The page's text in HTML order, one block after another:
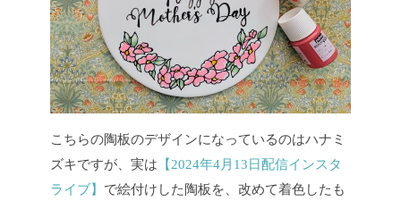
こちらの陶板のデザインになっているのはハナミ
ズキですが、実は 【2024年4月13日配信インスタ
ライブ】 で絵付けした陶板を、改めて着色したも